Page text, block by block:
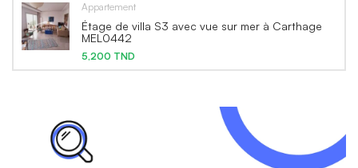
Appartement
Étage de villa S3 avec vue sur mer à Carthage
MEL0442
5,200 TND